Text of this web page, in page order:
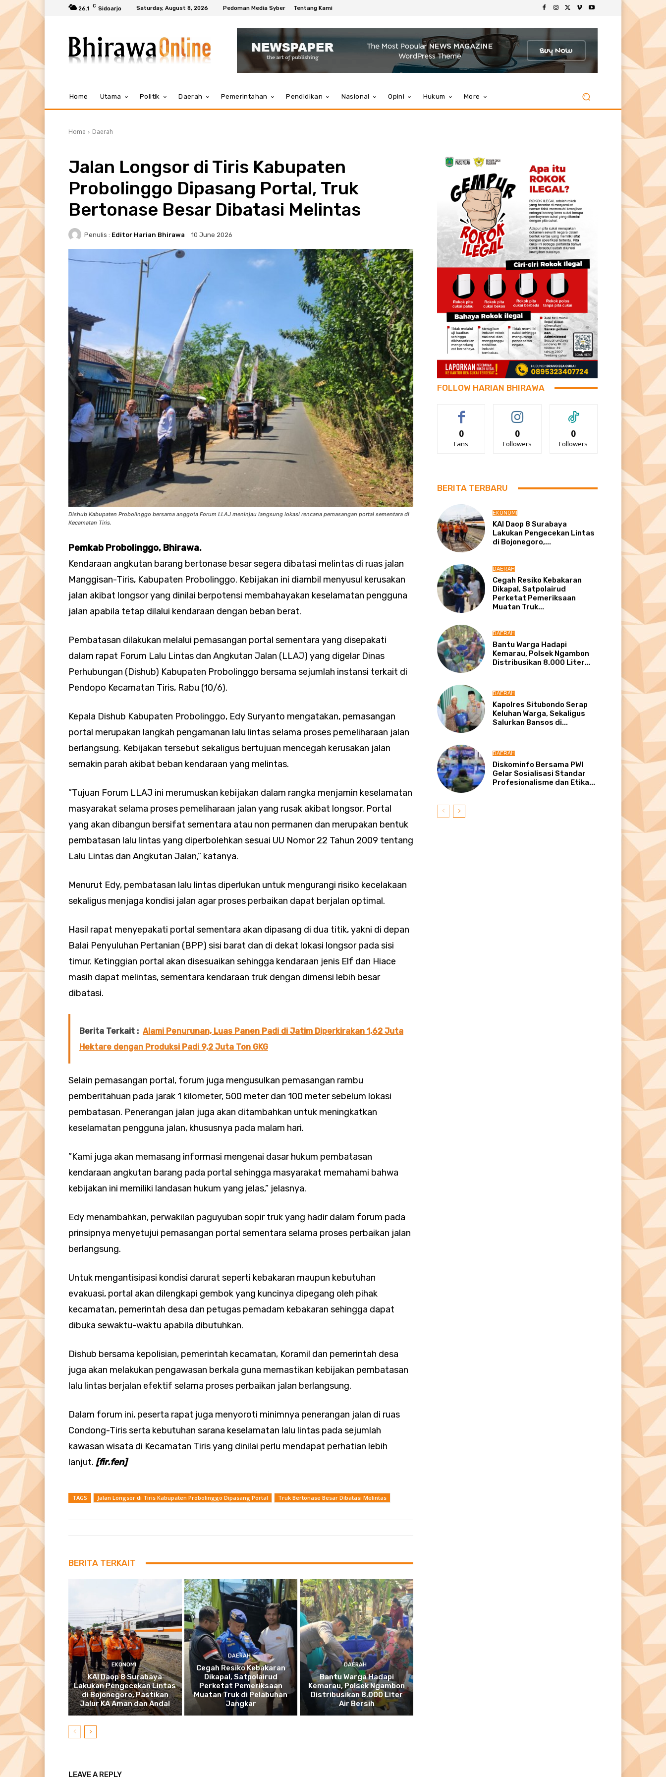
26.1 C Sidoarjo Saturday, August 8, 2026 Pedoman Media Syber Tentang Kami
Home Utama Politik Daerah Pemerintahan Pendidikan Nasional Opini Hukum More
Home Daerah
Jalan Longsor di Tiris Kabupaten
Probolinggo Dipasang Portal, Truk
Bertonase Besar Dibatasi Melintas
Penulis : Editor Harian Bhirawa 10 June 2026
Dishub Kabupaten Probolinggo bersama anggota Forum LLAJ meninjau langsung lokasi rencana pemasangan portal sementara di
Kecamatan Tiris.
Pemkab Probolinggo, Bhirawa.
Kendaraan angkutan barang bertonase besar segera dibatasi melintas di ruas jalan
Manggisan-Tiris, Kabupaten Probolinggo. Kebijakan ini diambil menyusul kerusakan
jalan akibat longsor yang dinilai berpotensi membahayakan keselamatan pengguna
jalan apabila tetap dilalui kendaraan dengan beban berat.
Pembatasan dilakukan melalui pemasangan portal sementara yang disepakati
dalam rapat Forum Lalu Lintas dan Angkutan Jalan (LLAJ) yang digelar Dinas
Perhubungan (Dishub) Kabupaten Probolinggo bersama sejumlah instansi terkait di
Pendopo Kecamatan Tiris, Rabu (10/6).
Kepala Dishub Kabupaten Probolinggo, Edy Suryanto mengatakan, pemasangan
portal merupakan langkah pengamanan lalu lintas selama proses pemeliharaan jalan
berlangsung. Kebijakan tersebut sekaligus bertujuan mencegah kerusakan jalan
semakin parah akibat beban kendaraan yang melintas.
”Tujuan Forum LLAJ ini merumuskan kebijakan dalam rangka menjamin keselamatan
masyarakat selama proses pemeliharaan jalan yang rusak akibat longsor. Portal
yang akan dibangun bersifat sementara atau non permanen dan merupakan bentuk
pembatasan lalu lintas yang diperbolehkan sesuai UU Nomor 22 Tahun 2009 tentang
Lalu Lintas dan Angkutan Jalan,” katanya.
Menurut Edy, pembatasan lalu lintas diperlukan untuk mengurangi risiko kecelakaan
sekaligus menjaga kondisi jalan agar proses perbaikan dapat berjalan optimal.
Hasil rapat menyepakati portal sementara akan dipasang di dua titik, yakni di depan
Balai Penyuluhan Pertanian (BPP) sisi barat dan di dekat lokasi longsor pada sisi
timur. Ketinggian portal akan disesuaikan sehingga kendaraan jenis Elf dan Hiace
masih dapat melintas, sementara kendaraan truk dengan dimensi lebih besar
dibatasi.
Berita Terkait : Alami Penurunan, Luas Panen Padi di Jatim Diperkirakan 1,62 Juta
Hektare dengan Produksi Padi 9,2 Juta Ton GKG
Selain pemasangan portal, forum juga mengusulkan pemasangan rambu
pemberitahuan pada jarak 1 kilometer, 500 meter dan 100 meter sebelum lokasi
pembatasan. Penerangan jalan juga akan ditambahkan untuk meningkatkan
keselamatan pengguna jalan, khususnya pada malam hari.
”Kami juga akan memasang informasi mengenai dasar hukum pembatasan
kendaraan angkutan barang pada portal sehingga masyarakat memahami bahwa
kebijakan ini memiliki landasan hukum yang jelas,” jelasnya.
Edy menambahkan, perwakilan paguyuban sopir truk yang hadir dalam forum pada
prinsipnya menyetujui pemasangan portal sementara selama proses perbaikan jalan
berlangsung.
Untuk mengantisipasi kondisi darurat seperti kebakaran maupun kebutuhan
evakuasi, portal akan dilengkapi gembok yang kuncinya dipegang oleh pihak
kecamatan, pemerintah desa dan petugas pemadam kebakaran sehingga dapat
dibuka sewaktu-waktu apabila dibutuhkan.
Dishub bersama kepolisian, pemerintah kecamatan, Koramil dan pemerintah desa
juga akan melakukan pengawasan berkala guna memastikan kebijakan pembatasan
lalu lintas berjalan efektif selama proses perbaikan jalan berlangsung.
Dalam forum ini, peserta rapat juga menyoroti minimnya penerangan jalan di ruas
Condong-Tiris serta kebutuhan sarana keselamatan lalu lintas pada sejumlah
kawasan wisata di Kecamatan Tiris yang dinilai perlu mendapat perhatian lebih
lanjut. [fir.fen]
TAGS Jalan Longsor di Tiris Kabupaten Probolinggo Dipasang Portal Truk Bertonase Besar Dibatasi Melintas
BERITA TERKAIT
EKONOMI
KAI Daop 8 Surabaya
Lakukan Pengecekan Lintas
di Bojonegoro, Pastikan
Jalur KA Aman dan Andal
DAERAH
Cegah Resiko Kebakaran
Dikapal, Satpolairud
Perketat Pemeriksaan
Muatan Truk di Pelabuhan
Jangkar
DAERAH
Bantu Warga Hadapi
Kemarau, Polsek Ngambon
Distribusikan 8.000 Liter
Air Bersih
LEAVE A REPLY
FOLLOW HARIAN BHIRAWA
0
Fans
0
Followers
0
Followers
BERITA TERBARU
EKONOMI
KAI Daop 8 Surabaya
Lakukan Pengecekan Lintas
di Bojonegoro,...
DAERAH
Cegah Resiko Kebakaran
Dikapal, Satpolairud
Perketat Pemeriksaan
Muatan Truk...
DAERAH
Bantu Warga Hadapi
Kemarau, Polsek Ngambon
Distribusikan 8.000 Liter...
DAERAH
Kapolres Situbondo Serap
Keluhan Warga, Sekaligus
Salurkan Bansos di...
DAERAH
Diskominfo Bersama PWI
Gelar Sosialisasi Standar
Profesionalisme dan Etika...